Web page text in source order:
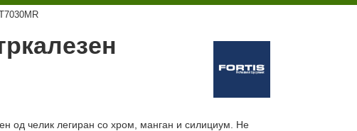
од челик легиран со хром, манган и силициум. Не